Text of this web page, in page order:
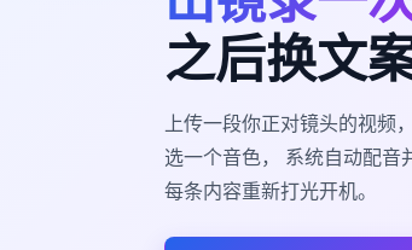
之后换文
上传一段你正对镜头的视频
选一个音色， 系统自动配
每条内容重新打光开机。